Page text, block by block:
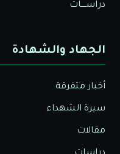
دراســــات
الجهاد والشهادة
أخبار متفرقة
سيرة الشهداء
مقالات